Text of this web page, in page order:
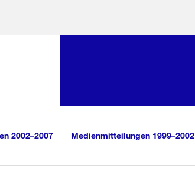
2002–2007 Medienmitteilungen 1999–2002